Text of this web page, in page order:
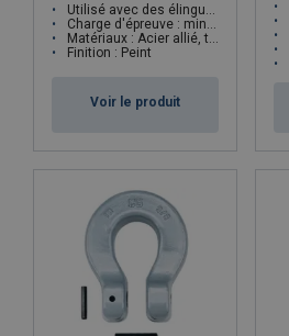
Utilisé avec des élingues conformes à la norme ASTM B30.9
Charge d'épreuve : minimum 2.45 x CMU
Matériaux : Acier allié, trempé et revenu
Finition : Peint
Voir le produit